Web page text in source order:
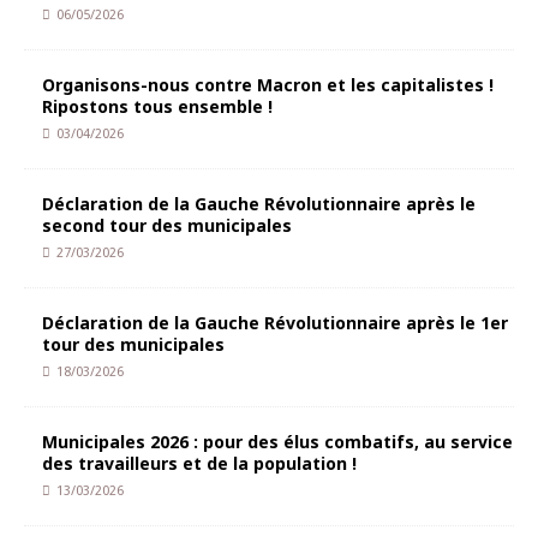
06/05/2026
Organisons-nous contre Macron et les capitalistes !
Ripostons tous ensemble !
03/04/2026
Déclaration de la Gauche Révolutionnaire après le
second tour des municipales
27/03/2026
Déclaration de la Gauche Révolutionnaire après le 1er
tour des municipales
18/03/2026
Municipales 2026 : pour des élus combatifs, au service
des travailleurs et de la population !
13/03/2026